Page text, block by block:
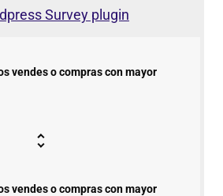
Survey plugin
vendes o compras con mayor
vendes o compras con mayor